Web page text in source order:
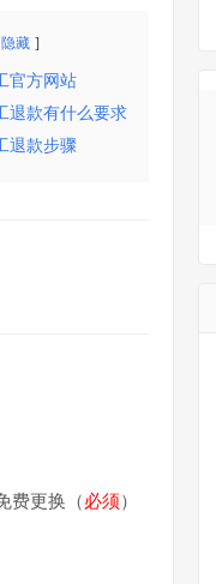
隐藏
官方网站
退款有什么要求
退款步骤
费更换（必须）